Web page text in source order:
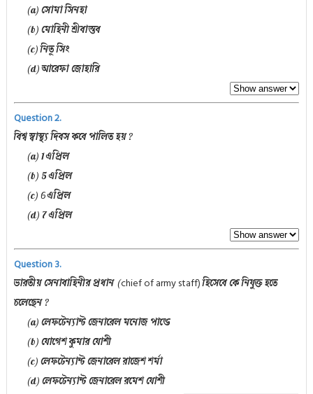
(a) সোমা সিনহা
(b) মোহিনী শ্রীবাস্তব
(c) নিতু সিং
(d) আরেফা জোহারি
Question 2.
বিশ্ব স্বাস্থ্য দিবস কবে পালিত হয় ?
(a) 1 এপ্রিল
(b) 5 এপ্রিল
(c) 6 এপ্রিল
(d) 7 এপ্রিল
Question 3.
ভারতীয় সেনাবাহিনীর প্রধান (chief of army staff)হিসেবে কে নিযুক্ত হতে
চলেছেন ?
(a) লেফটেন্যান্ট জেনারেল মনোজ পান্ডে
(b) যোগেশ কুমার যোশী
(c) লেফটেন্যান্ট জেনারেল রাজেশ শর্মা
(d) লেফটেন্যান্ট জেনারেল রমেশ যোশী